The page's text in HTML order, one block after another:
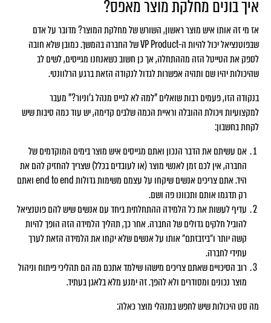
איך בונים מחלקת מוצר מאפס?
אז מי זה אותו איש מוצר ראשון, השורש של מחלקת המוצר? מדובר על אדם
שבפוטנציאל יכול להיות ה-VP Product של החברה בהמשך. כמובן שלא חובה
לספק את הטייטל הזה מההתחלה, אך כן חשוב כשאנחנו מגייסים, לשים לב
שהיכולות יהיו שם ותהיה אפשרות לגדול לנקודה הזאת ברגע הרלוונטי.
בנקודה הזו, פעמים רבות שואלים "למה לא לגייס מנהל ג׳וניור?" מעבר
למקצועיות ויכולת ההובלה וראיית הכמה שלבים קדימה, יש עוד כמה סיבות שיש
לקחת בחשבון:
אם עשיתם את הדבר הנכון ואתם מגייסים איש מוצר בימים המוקדמים של
החברה, אין לכם זמן לאנשי מוצר (או לעובדים בכלל) שצריך להחזיק להם את
היד. אתם צריכים אנשים שיקחו על עצמם משימות גדולות end to end ואתם
רק תדגמו אותם ותכוונו פה ושם.
עדיף לעשות את כל הלמידה ההתחלתית ביחד עם אנשים שיש להם פוטנציאל
להוביל חלקים גדולים של החברה. אחר כך, תהליך הלמידה הזה הופך להיות
קשה יותר ו״ביזבזתם״ אותו על אנשים שלא יקחו את הלמידה הזאת לערך
עתידי לחברה.
רוב הסיכויים שאתם צריכים מישהו שילמד אתכם מה הם תהליכי פיתוח וניהול
מוצר נכונים ומסודרים ולא להפך. זה ימנע מלא בלאגן בעתיד.
מה סט היכולות שיש לחפש במנהלי מוצר כאלה: